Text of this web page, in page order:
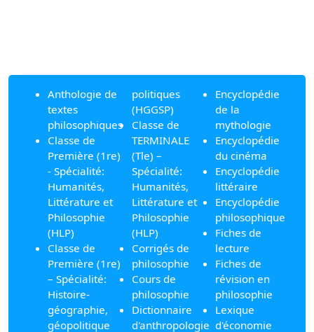
Anthologie de
textes
philosophiques
Classe de
Première (1re)
- Spécialité:
Humanités,
Littérature et
Philosophie
(HLP)
Classe de
Première (1re)
– Spécialité:
Histoire-
géographie,
géopolitique
politiques
(HGGSP)
Classe de
TERMINALE
(Tle) –
Spécialité:
Humanités,
Littérature et
Philosophie
(HLP)
Corrigés de
philosophie
Cours de
philosophie
Dictionnaire
d'anthropologie
Encyclopédie
de la
mythologie
Encyclopédie
du cinéma
Encyclopédie
littéraire
Encyclopédie
philosophique
Fiches de
lecture
Fiches de
révision en
philosophie
Lexique
d'économie